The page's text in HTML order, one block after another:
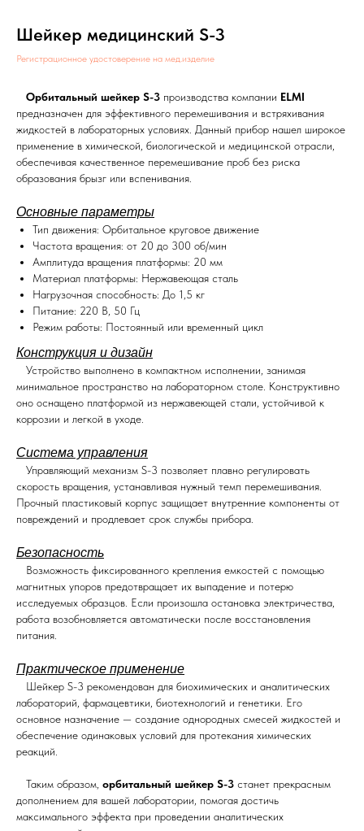
Шейкер медицинский S-3
Регистрационное удостоверение на мед.изделие
Орбитальный шейкер S-3 производства компании ELMI
предназначен для эффективного перемешивания и встряхивания
жидкостей в лабораторных условиях. Данный прибор нашел широкое
применение в химической, биологической и медицинской отрасли,
обеспечивая качественное перемешивание проб без риска
образования брызг или вспенивания.
Основные параметры
Тип движения: Орбитальное круговое движение
Частота вращения: от 20 до 300 об/мин
Амплитуда вращения платформы: 20 мм
Материал платформы: Нержавеющая сталь
Нагрузочная способность: До 1,5 кг
Питание: 220 В, 50 Гц
Режим работы: Постоянный или временный цикл
Конструкция и дизайн
Устройство выполнено в компактном исполнении, занимая
минимальное пространство на лабораторном столе. Конструктивно
оно оснащено платформой из нержавеющей стали, устойчивой к
коррозии и легкой в уходе.
Система управления
Управляющий механизм S-3 позволяет плавно регулировать
скорость вращения, устанавливая нужный темп перемешивания.
Прочный пластиковый корпус защищает внутренние компоненты от
повреждений и продлевает срок службы прибора.
Безопасность
Возможность фиксированного крепления емкостей с помощью
магнитных упоров предотвращает их выпадение и потерю
исследуемых образцов. Если произошла остановка электричества,
работа возобновляется автоматически после восстановления
питания.
Практическое применение
Шейкер S-3 рекомендован для биохимических и аналитических
лабораторий, фармацевтики, биотехнологий и генетики. Его
основное назначение — создание однородных смесей жидкостей и
обеспечение одинаковых условий для протекания химических
реакций.
Таким образом, орбитальный шейкер S-3 станет прекрасным
дополнением для вашей лаборатории, помогая достичь
максимального эффекта при проведении аналитических